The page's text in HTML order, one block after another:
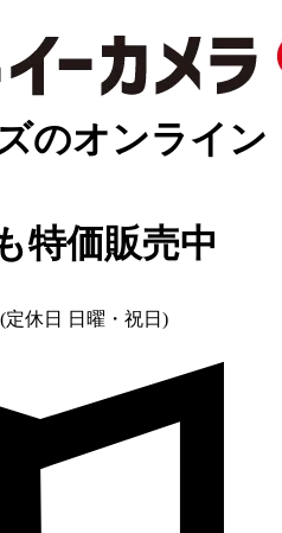
のオンライン
特価販売中
定休日 日曜・祝日)